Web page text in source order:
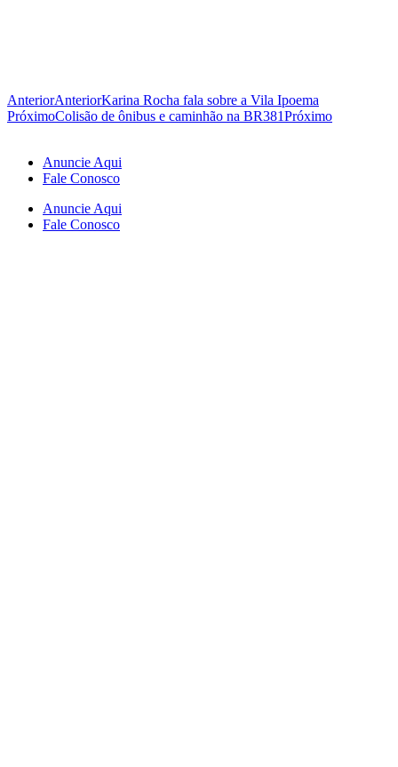
AnteriorAnteriorKarina Rocha fala sobre a Vila Ipoema
PróximoColisão de ônibus e caminhão na BR381Próximo
Anuncie Aqui
Fale Conosco
Anuncie Aqui
Fale Conosco